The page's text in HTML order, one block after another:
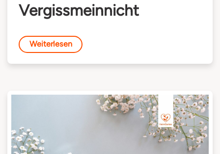
Vergissmeinnicht
Weiterlesen